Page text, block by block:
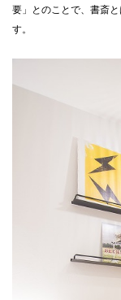
要」とのことで、書斎
す。